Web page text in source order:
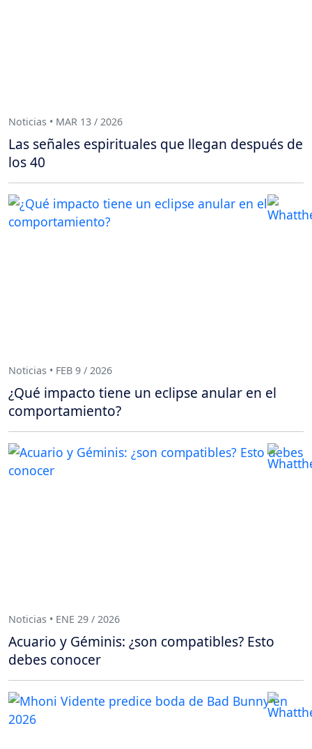
Noticias • MAR 13 / 2026
Las señales espirituales que llegan después de
los 40
Noticias • FEB 9 / 2026
¿Qué impacto tiene un eclipse anular en el
comportamiento?
Noticias • ENE 29 / 2026
Acuario y Géminis: ¿son compatibles? Esto
debes conocer